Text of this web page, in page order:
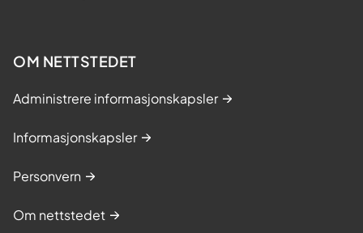
OM NETTSTEDET
Administrere informasjonskapsler
Informasjonskapsler
Personvern
Om nettstedet